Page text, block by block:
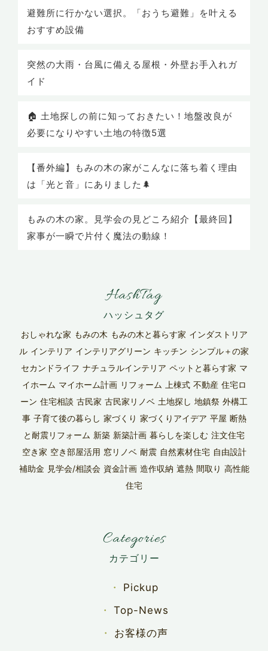
避難所に行かない選択。「おうち避難」を叶える
おすすめ設備
突然の大雨・台風に備える屋根・外壁お手入れガ
イド
🏠 土地探しの前に知っておきたい！地盤改良が
必要になりやすい土地の特徴5選
【番外編】もみの木の家がこんなに落ち着く理由
は「光と音」にありました🌲
もみの木の家。見学会の見どころ紹介【最終回】
家事が一瞬で片付く魔法の動線！
HashTag
おしゃれな家 もみの木 もみの木と暮らす家 インダストリア
ル インテリア インテリアグリーン キッチン シンプル＋の家
セカンドライフ ナチュラルインテリア ペットと暮らす家 マ
イホーム マイホーム計画 リフォーム 上棟式 不動産 住宅ロ
ーン 住宅相談 古民家 古民家リノベ 土地探し 地鎮祭 外構工
事 子育て後の暮らし 家づくり 家づくりアイデア 平屋 断熱
と耐震リフォーム 新築 新築計画 暮らしを楽しむ 注文住宅
空き家 空き部屋活用 窓リノベ 耐震 自然素材住宅 自由設計
補助金 見学会/相談会 資金計画 造作収納 遮熱 間取り 高性能
住宅
Categories
Pickup
Top-News
お客様の声